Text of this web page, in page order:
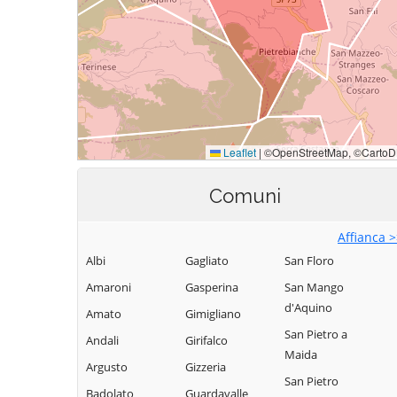
Comuni
Affianca
Albi
Amaroni
Amato
Andali
Argusto
Badolato
Gagliato
Gasperina
Gimigliano
Girifalco
Gizzeria
Guardavalle
San Floro
San Mango
d'Aquino
San Pietro a
Maida
San Pietro